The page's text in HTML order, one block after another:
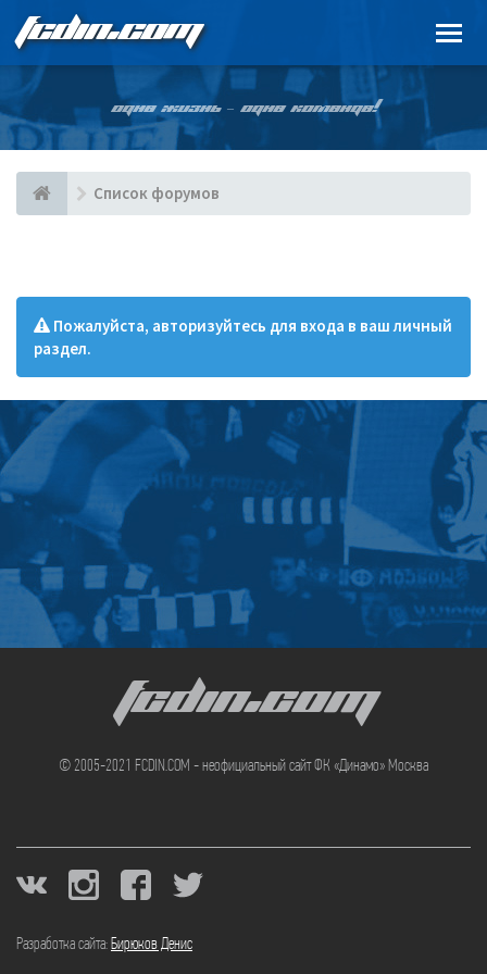
FCDIN.COM
ОДНА ЖИЗНЬ – ОДНА КОМАНДА!
Список форумов
Пожалуйста, авторизуйтесь для входа в ваш личный
раздел.
FCDIN.COM
© 2005-2021 FCDIN.COM - неофициальный сайт ФК «Динамо» Москва
Разработка сайта: Бирюков Денис